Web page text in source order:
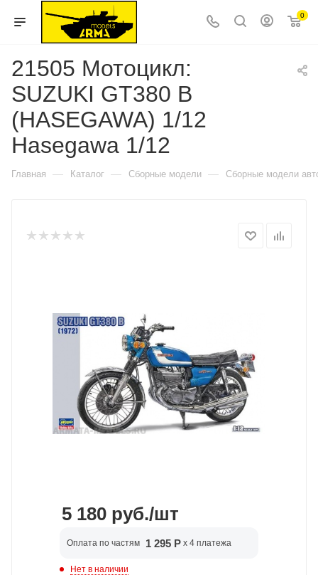
0
21505 Мотоцикл:
SUZUKI GT380 B
(HASEGAWA) 1/12
Hasegawa 1/12
Главная — Каталог — Сборные модели — Сборные модели
5 180 руб./шт
Оплата по частям 1 295 Р x 4 платежа
Нет в наличии